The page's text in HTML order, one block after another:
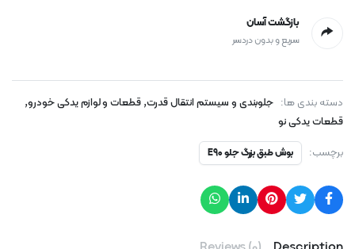
بازگشت آسان
سریع و بدون دردسر
دسته بندی ها: جلوبندی و سیستم انتقال قدرت, قطعات و لوازم یدکی خودرو,
قطعات یدکی نو
برچسب:
بوش طبق بزرگ جلو E90